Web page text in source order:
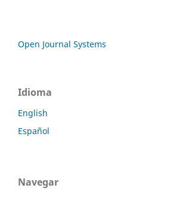
Open Journal Systems
Idioma
English
Español
Navegar